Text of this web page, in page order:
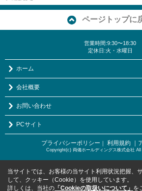
ページトップに
営業時間:9:30〜18:30
定休日:火・水曜日
ホーム
会社概要
お問い合わせ
PCサイト
プライバシーポリシー ｜ 利用規約 ｜
Copyright(c) 両備ホールディングス株式会社
当サイトでは、お客様の当サイト利用状況把握、
して、クッキー（Cookie）を使用しています。
詳しくは、当社の 「Cookieの取扱いについて」 を